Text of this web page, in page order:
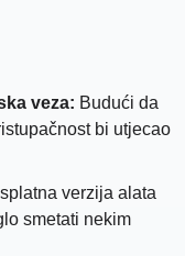
veza: Budući da
bi utjecao
verzija alata
smetati nekim